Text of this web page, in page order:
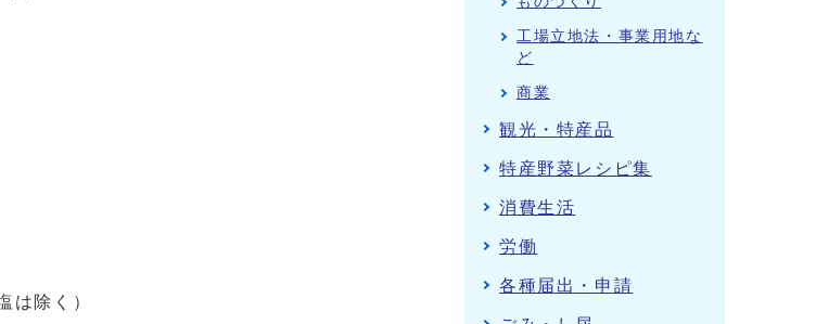
は除く）
工場立地法・事業用地な
ど
商業
観光・特産品
特産野菜レシピ集
消費生活
労働
各種届出・申請